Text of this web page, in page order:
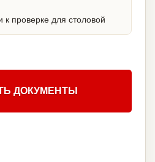
к проверке для столовой
ДОКУМЕНТЫ